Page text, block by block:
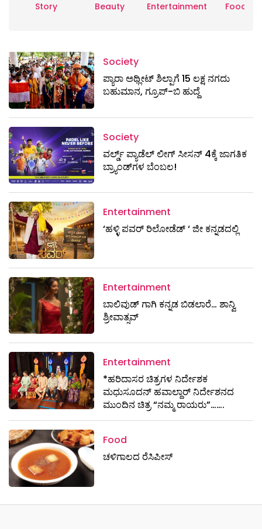
Story Beauty Entertainment Food
Society
ಪ್ಯಾರಾ ಅಥ್ಲೀಟ್ ಶಿಲ್ಪಾಗೆ 15 ಲಕ್ಷ ನಗದು
ಬಹುಮಾನ, ಗ್ರೂಪ್-ಬಿ ಹುದ್ದೆ
Society
ವರ್ಲ್ಡ್ ಪ್ಯಾಡೆಲ್ ಲೀಗ್ ಸೀಸನ್ 4ಕ್ಕೆ ಜಾಗತಿಕ
ಬ್ರ್ಯಾಂಡ್‌ಗಳ ಬೆಂಬಲ!
Entertainment
‘ಹಳ್ಳಿ ಪವರ್ ರಿಲೋಡೆಡ್ ‘ ಜೀ ಕನ್ನಡದಲ್ಲಿ
Entertainment
ಬಾಲಿವುಡ್ ಗಾಗಿ ಕನ್ನಡ ಬಿಡಲಾರೆ… ಶಾನ್ವಿ
ಶ್ರೀವಾತ್ಸವ್
Entertainment
*ಹರಿದಾಸರ ಚಿತ್ರಗಳ ನಿರ್ದೇಶಕ
ಮಧುಸೂದನ್ ಹವಾಲ್ದಾರ್ ನಿರ್ದೇಶನದ
ಮುಂದಿನ ಚಿತ್ರ “ನಮ್ಮ ರಾಯರು”…….
Food
ಚಳಿಗಾಲದ ರೆಸಿಪೀಸ್